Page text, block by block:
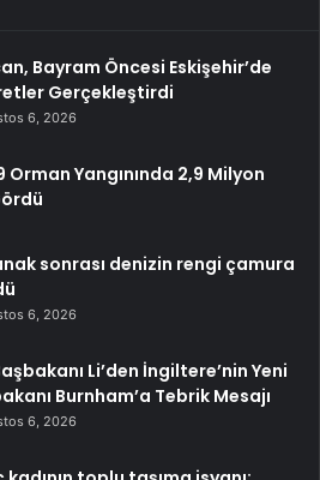
Bayram Öncesi Eskişehir’de
Gerçekleştirdi
6, 2026
Orman Yangınında 2,9 Milyon
sonrası denizin rengi çamura
6, 2026
Li’den İngiltere’nin Yeni
Burnham’a Tebrik Mesajı
6, 2026